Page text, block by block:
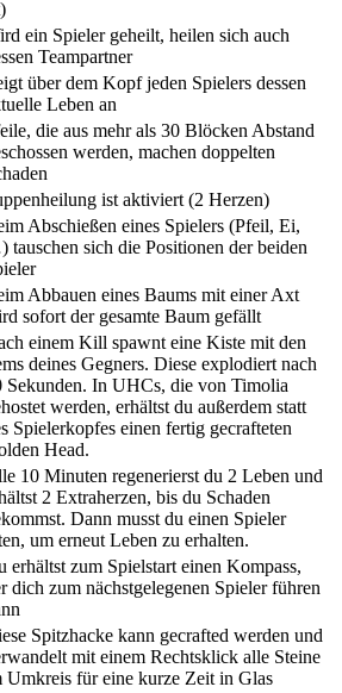
ein Spieler geheilt, heilen sich auch
Teampartner
über dem Kopf jeden Spielers dessen
Leben an
die aus mehr als 30 Blöcken Abstand
werden, machen doppelten
ist aktiviert (2 Herzen)
Abschießen eines Spielers (Pfeil, Ei,
tauschen sich die Positionen der beiden
Abbauen eines Baums mit einer Axt
sofort der gesamte Baum gefällt
einem Kill spawnt eine Kiste mit den
deines Gegners. Diese explodiert nach
Sekunden. In UHCs, die von Timolia
werden, erhältst du außerdem statt
Spielerkopfes einen fertig gecrafteten
Head.
10 Minuten regenerierst du 2 Leben und
2 Extraherzen, bis du Schaden
Dann musst du einen Spieler
um erneut Leben zu erhalten.
erhältst zum Spielstart einen Kompass,
dich zum nächstgelegenen Spieler führen
Spitzhacke kann gecrafted werden und
mit einem Rechtsklick alle Steine
Umkreis für eine kurze Zeit in Glas